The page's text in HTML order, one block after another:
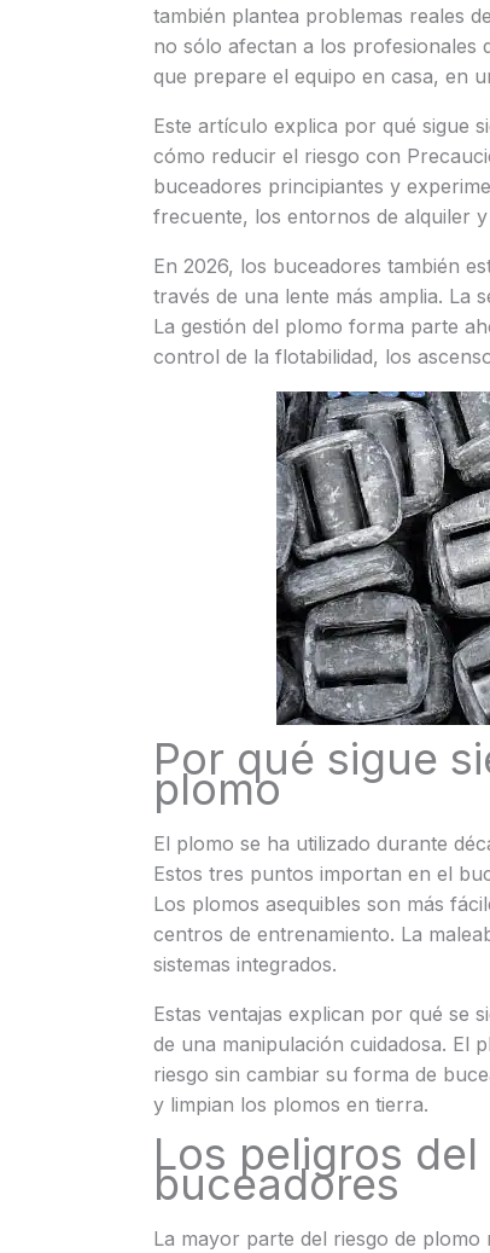
también plantea problemas reales
no sólo afectan a los profesionales
que prepare el equipo en casa, en
Este artículo explica por qué sigue
cómo reducir el riesgo con
buceadores principiantes y
frecuente, los entornos de alquiler
En 2026, los buceadores también
través de una lente más amplia. La
La gestión del plomo forma parte
control de la flotabilidad, los
Por qué sigue
plomo
El plomo se ha utilizado durante
Estos tres puntos importan en el
Los plomos asequibles son más
centros de entrenamiento. La
sistemas integrados.
Estas ventajas explican por qué se
de una manipulación cuidadosa. El
riesgo sin cambiar su forma de
y limpian los plomos en tierra.
Los peligros
buceadores
La mayor parte del riesgo de